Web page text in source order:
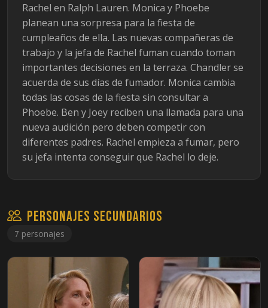
Rachel en Ralph Lauren. Monica y Phoebe
planean una sorpresa para la fiesta de
cumpleaños de ella. Las nuevas compañeras de
trabajo y la jefa de Rachel fuman cuando toman
importantes decisiones en la terraza. Chandler se
acuerda de sus días de fumador. Monica cambia
todas las cosas de la fiesta sin consultar a
Phoebe. Ben y Joey reciben una llamada para una
nueva audición pero deben competir con
diferentes padres. Rachel empieza a fumar, pero
su jefa intenta conseguir que Rachel lo deje.
Personajes secundarios
7 personajes